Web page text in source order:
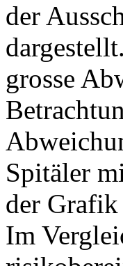
der
grosse
Spitäler
der
Im